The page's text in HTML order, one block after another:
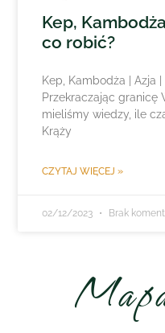
Kep,
co robić?
Kep, Kambodża | Azja
Przekraczając granicę
mieliśmy wiedzy, ile
Krąży
CZYTAJ WIĘCEJ »
02/12/2023 Brak